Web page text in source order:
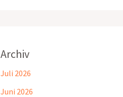
Archiv
Juli 2026
Juni 2026